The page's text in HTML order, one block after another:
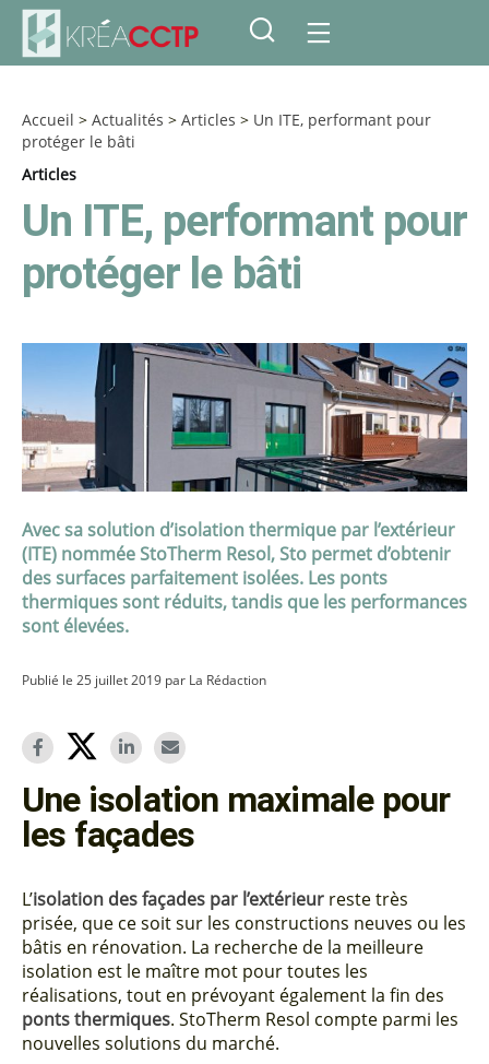
Accueil > Actualités > Articles > Un ITE, performant pour
protéger le bâti
Articles
Un ITE, performant pour
protéger le bâti
Avec sa solution d’isolation thermique par l’extérieur
(ITE) nommée StoTherm Resol, Sto permet d’obtenir
des surfaces parfaitement isolées. Les ponts
thermiques sont réduits, tandis que les performances
sont élevées.
Publié le 25 juillet 2019 par La Rédaction
Une isolation maximale pour
les façades
L’isolation des façades par l’extérieur reste très
prisée, que ce soit sur les constructions neuves ou les
bâtis en rénovation. La recherche de la meilleure
isolation est le maître mot pour toutes les
réalisations, tout en prévoyant également la fin des
ponts thermiques. StoTherm Resol compte parmi les
nouvelles solutions du marché.